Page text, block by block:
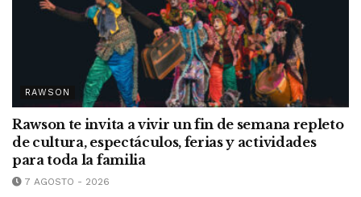
RAWSON
Rawson te invita a vivir un fin de semana repleto
de cultura, espectáculos, ferias y actividades
para toda la familia
7 AGOSTO - 2026